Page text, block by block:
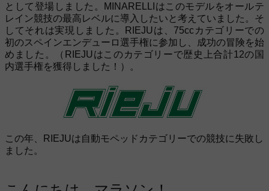
として登場しました。MINARELLIはこのモデルをオールテ
レイン競技の最高レベルに導入したいと考えていました。そ
してそれは実現しました。RIEJUは、75ccカテゴリーでの
初のスペインエンデューロ選手権に参加し、成功の冒険を始
めました。（RIEJUはこのカテゴリーで歴史上合計12の国
内選手権を獲得しました！）。
この年、RIEJUは自動モペッドカテゴリーでの競技に失敗し
ました。